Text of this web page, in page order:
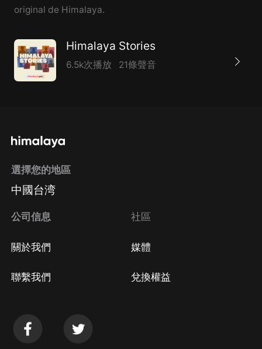
original de Himalaya.
Himalaya Stories
6.5k次播放 21條聲音
選擇您的地區
中國台湾
公司信息
關於我們
聯繫我們
社區
媒體
兌換權益